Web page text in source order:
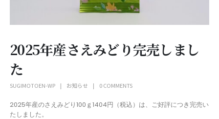
2025年産さえみどり完売しまし
た
SUGIMOTOEN-WP お知らせ 0 COMMENTS
2025年産のさえみどり100ｇ1404円（税込）は、ご好評につき完売い
たしました。